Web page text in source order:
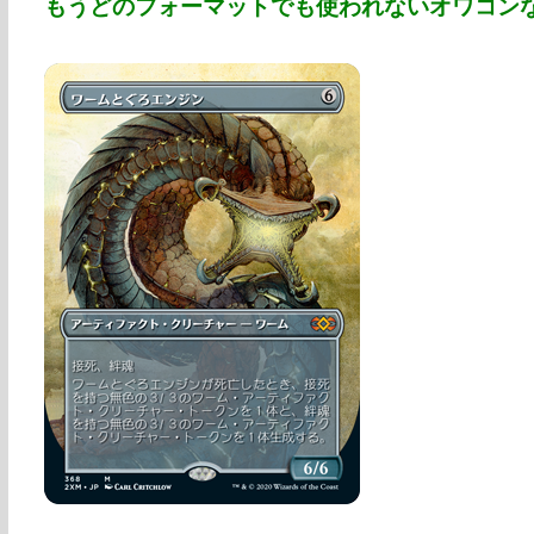
もうどのフォーマットでも使われないオワコン